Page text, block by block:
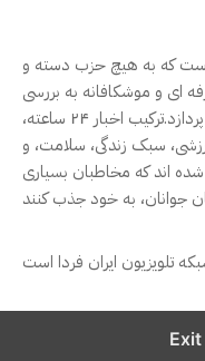
که به هیچ حزب دسته و
ای و موشکافانه به بررسی
مهمترین رویدادهای ایران و خاورمیانه می پردازد.ترکیب اخبار ۲۴ ساعته،
سبک زندگی، سلامت، و
اند که مخاطبان بسیاری